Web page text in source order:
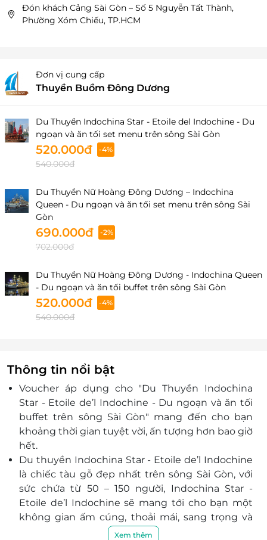
Đón khách Cảng Sài Gòn – Số 5 Nguyễn Tất Thành,
Phường Xóm Chiếu, TP.HCM
Đơn vị cung cấp
Thuyền Buồm Đông Dương
Du Thuyền Indochina Star - Etoile del Indochine - Du
ngoạn và ăn tối set menu trên sông Sài Gòn
520.000đ -4%
540.000đ
Du Thuyền Nữ Hoàng Đông Dương – Indochina
Queen - Du ngoạn và ăn tối set menu trên sông Sài
Gòn
690.000đ -2%
702.000đ
Du Thuyền Nữ Hoàng Đông Dương - Indochina Queen
- Du ngoạn và ăn tối buffet trên sông Sài Gòn
520.000đ -4%
540.000đ
Thông tin nổi bật
Voucher áp dụng cho "Du Thuyền Indochina
Star - Etoile de’l Indochine - Du ngoạn và ăn tối
buffet trên sông Sài Gòn" mang đến cho bạn
khoảng thời gian tuyệt vời, ấn tượng hơn bao giờ
hết.
Du thuyền Indochina Star - Etoile de’l Indochine
là chiếc tàu gỗ đẹp nhất trên sông Sài Gòn, với
sức chứa từ 50 – 150 người, Indochina Star -
Etoile de’l Indochine sẽ mang tới cho bạn một
không gian ấm cúng, thoải mái, sang trọng và
mới lạ, để bạn và người thân tận hưởng những
Xem thêm